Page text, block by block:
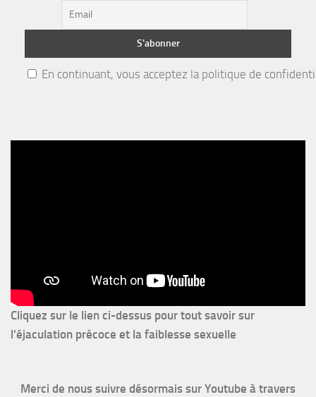
En continuant, vous acceptez la politique de
Cliquez sur le lien ci-dessus pour tout savoir sur
l'éjaculation précoce et la faiblesse sexuelle
Merci de nous suivre désormais sur Youtube à travers